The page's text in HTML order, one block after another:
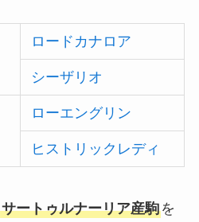
ロードカナロア
シーザリオ
ローエングリン
ヒストリックレディ
サートゥルナーリア産駒を